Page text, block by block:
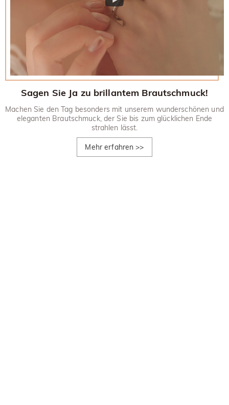
Sagen Sie Ja zu brillantem Brautschmuck!
Machen Sie den Tag besonders mit unserem wunderschönen und
eleganten Brautschmuck, der Sie bis zum glücklichen Ende
strahlen lässt.
Mehr erfahren >>